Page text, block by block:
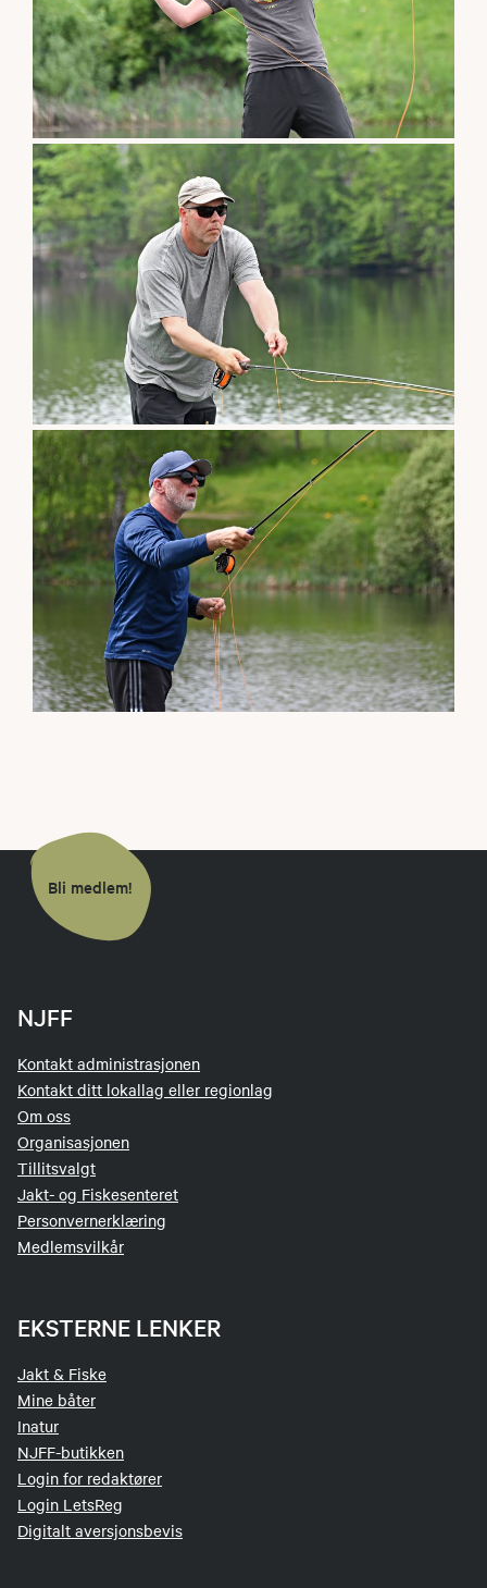
Bli medlem!
NJFF
Kontakt administrasjonen
Kontakt ditt lokallag eller regionlag
Om oss
Organisasjonen
Tillitsvalgt
Jakt- og Fiskesenteret
Personvernerklæring
Medlemsvilkår
EKSTERNE LENKER
Jakt & Fiske
Mine båter
Inatur
NJFF-butikken
Login for redaktører
Login LetsReg
Digitalt aversjonsbevis